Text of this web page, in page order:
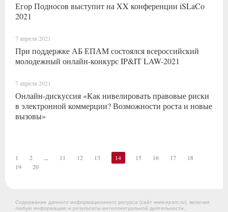
Егор Подносов выступит на XX конференции iSLaCo
2021
7 апреля 2021
При поддержке АБ ЕПАМ состоялся всероссийский
молодежный онлайн-конкурс IP&IT LAW-2021
7 апреля 2021
Онлайн-дискуссия «Как нивелировать правовые риски
в электронной коммерции? Возможности роста и новые
вызовы»
1 2 ... 11 12 13 14 15 16 17
18
19
20
Содержание данного информационного ресурса (сайт www.epam.ru), включая
любую информацию и результаты интеллектуальной деятельности,